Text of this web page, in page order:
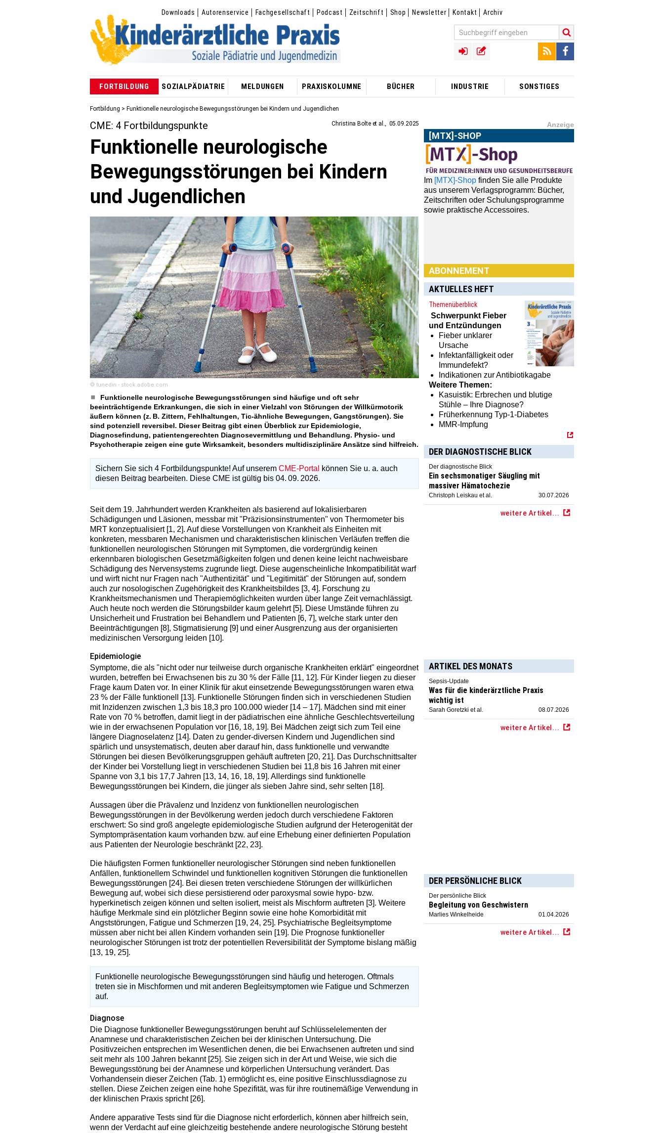
Downloads Autorenservice Fachgesellschaft Podcast Zeitschrift Shop Newsletter Kontakt Archiv
FORTBILDUNG SOZIALPÄDIATRIE MELDUNGEN PRAXISKOLUMNE BÜCHER INDUSTRIE SONSTIGES
Fortbildung > Funktionelle neurologische Bewegungsstörungen bei Kindern und Jugendlichen
Christina Bolte et al. 05.09.2025
CME: 4 Fortbildungspunkte
Funktionelle neurologische
Bewegungsstörungen bei Kindern
und Jugendlichen
© tunedin - stock.adobe.com
Funktionelle neurologische Bewegungsstörungen sind häufige und oft sehr
beeinträchtigende Erkrankungen, die sich in einer Vielzahl von Störungen der Willkürmotorik
äußern können (z. B. ­Zittern, Fehlhaltungen, Tic-ähnliche Bewegungen, Gangstörungen). Sie
sind poten­ziell reversibel. Dieser Beitrag gibt einen Überblick zur Epidemiologie,
Diagnosefindung, ­patientengerechten Diagnosevermittlung und Behandlung. Physio- und
Psychotherapie zeigen eine gute Wirksamkeit, besonders multidisziplinäre Ansätze sind hilfreich.
Sichern Sie sich 4 Fortbildungspunkte! Auf unserem CME-Portal
können Sie u. a. auch
diesen Beitrag bearbeiten. Diese CME ist gültig bis 04. 09. 2026.
Seit dem 19. Jahrhundert werden Krankheiten als basierend auf lokalisierbaren
Schädigungen und Läsionen, messbar mit "Präzisionsinstrumenten" von Thermometer bis
MRT konzeptualisiert [1, 2]. Auf diese Vorstellungen von Krankheit als Einheiten mit
konkreten, messbaren Mechanismen und charakteristischen klinischen Verläufen treffen die
funktionellen neurologischen Störungen mit Symptomen, die vordergründig keinen
erkennbaren biologischen Gesetzmäßigkeiten folgen und denen keine leicht nachweisbare
Schädigung des Nervensystems zugrunde liegt. Diese augenscheinliche Inkompatibilität warf
und wirft nicht nur Fragen nach "Authentizität" und "Legitimität" der Störungen auf, sondern
auch zur nosologischen Zugehörigkeit des Krankheitsbildes [3, 4]. Forschung zu
Krankheitsmechanismen und Therapiemöglichkeiten wurden über lange Zeit vernachlässigt.
Auch heute noch werden die Störungsbilder kaum gelehrt [5]. Diese Umstände führen zu
Unsicherheit und Frustration bei Behandlern und Patienten [6, 7], welche stark unter den
Beeinträchtigungen [8], Stigmatisierung [9] und einer Ausgrenzung aus der organisierten
medizinischen Versorgung leiden [10].
Epidemiologie
Symptome, die als "nicht oder nur teilweise durch organische Krankheiten erklärt" eingeordnet
wurden, betreffen bei Erwachsenen bis zu 30 % der Fälle [11, 12]. Für Kinder liegen zu dieser
Frage kaum Daten vor. In einer Klinik für akut einsetzende Bewegungsstörungen waren etwa
23 % der Fälle funktionell [13]. Funktionelle Störungen finden sich in verschiedenen Studien
mit Inzidenzen zwischen 1,3 bis 18,3 pro 100.000 wieder [14 – 17]. Mädchen sind mit einer
Rate von 70 % betroffen, damit liegt in der pädiatrischen eine ähnliche Geschlechtsverteilung
wie in der erwachsenen Population vor [16, 18, 19]. Bei Mädchen zeigt sich zum Teil eine
längere Diagnoselatenz [14]. Daten zu gender-diversen Kindern und Jugendlichen sind
spärlich und unsystematisch, deuten aber darauf hin, dass funktionelle und verwandte
Störungen bei diesen Bevölkerungsgruppen gehäuft auftreten [20, 21]. Das Durchschnittsalter
der Kinder bei Vorstellung liegt in verschiedenen Studien bei 11,8 bis 16 Jahren mit einer
Spanne von 3,1 bis 17,7 Jahren [13, 14, 16, 18, 19]. Allerdings sind funktionelle
Bewegungsstörungen bei Kindern, die jünger als sieben Jahre sind, sehr selten [18].
Aussagen über die Prävalenz und Inzidenz von funktionellen neurologischen
Bewegungsstörungen in der Bevölkerung werden jedoch durch verschiedene Faktoren
erschwert: So sind groß angelegte epidemiologische Studien aufgrund der Heterogenität der
Symptompräsentation kaum vorhanden bzw. auf eine Erhebung einer definierten Population
aus Patienten der Neurologie beschränkt [22, 23].
Die häufigsten Formen funktioneller neurologischer Störungen sind neben funktionellen
Anfällen, funktionellem Schwindel und funktionellen kognitiven Störungen die funktionellen
Bewegungsstörungen [24]. Bei diesen treten verschiedene Störungen der willkürlichen
Bewegung auf, wobei sich diese persistierend oder paroxysmal sowie hypo- bzw.
hyperkinetisch zeigen können und selten isoliert, meist als Mischform auftreten [3]. Weitere
häufige Merkmale sind ein plötzlicher Beginn sowie eine hohe Komorbidität mit
Angststörungen, Fatigue und Schmerzen [19, 24, 25]. Psychiatrische Begleitsymptome
müssen aber nicht bei allen Kindern vorhanden sein [19]. Die Prognose funktioneller
neurologischer Störungen ist trotz der potentiellen Reversibilität der Symptome bislang mäßig
[13, 19, 25].
Funktionelle neurologische Bewegungsstörungen sind häufig und heterogen. Oftmals
treten sie in Mischformen und mit anderen Begleitsymptomen wie Fatigue und Schmerzen
auf.
Diagnose
Die Diagnose funktioneller Bewegungsstörungen beruht auf Schlüsselelementen der
Anamnese und charakteristischen Zeichen bei der klinischen Untersuchung. Die
Positivzeichen entsprechen im Wesentlichen denen, die bei Erwachsenen auftreten und sind
seit mehr als 100 Jahren bekannt [25]. Sie zeigen sich in der Art und Weise, wie sich die
Bewegungsstörung bei der Anamnese und körperlichen Untersuchung verändert. Das
Vorhandensein dieser Zeichen (Tab. 1) ermöglicht es, eine positive Einschlussdiagnose zu
stellen. Diese Zeichen zeigen eine hohe Spezifität, was für ihre routinemäßige Verwendung in
der klinischen Praxis spricht [26].
Andere apparative Tests sind für die Diagnose nicht erforderlich, können aber hilfreich sein,
wenn der Verdacht auf eine gleichzeitig bestehende andere neurologische Störung besteht
Anzeige
[MTX]-SHOP
Im[MTX]-Shop
finden Sie alle Produkte
aus unserem Verlagsprogramm: Bücher,
Zeitschriften oder Schulungsprogramme
sowie praktische Accessoires.
ABONNEMENT
AKTUELLES HEFT
Themenüberblick
Schwerpunkt Fieber
und Entzündungen
Fieber unklarer
Ursache
Infektanfälligkeit oder
Immundefekt?
Indikationen zur Antibiotikagabe
Weitere Themen:
Kasuistik: Erbrechen und blutige
Stühle – Ihre Diagnose?
Früherkennung Typ-1-Diabetes
MMR-Impfung
DER DIAGNOSTISCHE BLICK
Der diagnostische Blick
Ein sechsmonatiger Säugling mit
massiver Hämatochezie
Christoph Leiskau et al. 30.07.2026
weitere Artikel...
ARTIKEL DES MONATS
Sepsis-Update
Was für die kinderärztliche Praxis
wichtig ist
Sarah Goretzki et al. 08.07.2026
weitere Artikel...
DER PERSÖNLICHE BLICK
Der persönliche Blick
Begleitung von Geschwistern
Marlies Winkelheide 01.04.2026
weitere Artikel...